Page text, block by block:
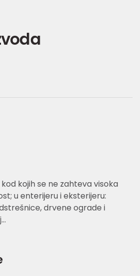
kojih se ne zahteva visoka
u enterijeru i eksterijeru:
drvene ograde i